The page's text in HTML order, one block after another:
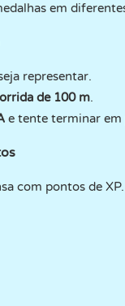
em
representar.
de 100 m.
e tente terminar
com pontos de